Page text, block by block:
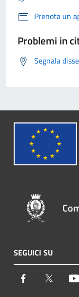
Prenota un
Problemi in
Segnala
SEGUICI SU
Facebook Twitter